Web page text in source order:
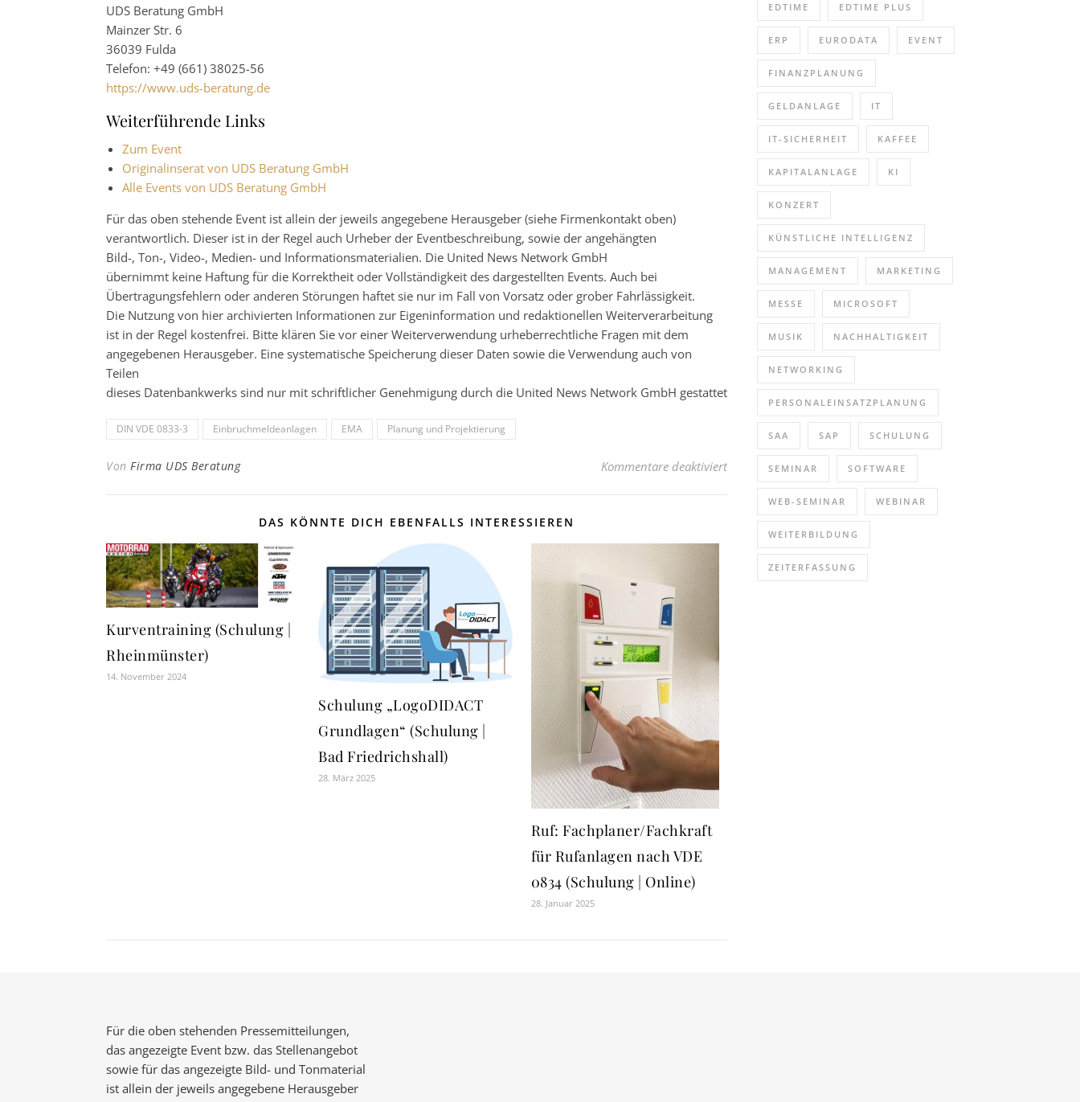
UDS Beratung GmbH
Mainzer Str. 6
36039 Fulda
Telefon: +49 (661) 38025-56
https://www.uds-beratung.de
Weiterführende Links
Zum Event
Originalinserat von UDS Beratung GmbH
Alle Events von UDS Beratung GmbH
Für das oben stehende Event ist allein der jeweils angegebene Herausgeber (siehe Firmenkontakt oben)
verantwortlich. Dieser ist in der Regel auch Urheber der Eventbeschreibung, sowie der angehängten
Bild-, Ton-, Video-, Medien- und Informationsmaterialien. Die United News Network GmbH
übernimmt keine Haftung für die Korrektheit oder Vollständigkeit des dargestellten Events. Auch bei
Übertragungsfehlern oder anderen Störungen haftet sie nur im Fall von Vorsatz oder grober Fahrlässigkeit.
Die Nutzung von hier archivierten Informationen zur Eigeninformation und redaktionellen Weiterverarbeitung
ist in der Regel kostenfrei. Bitte klären Sie vor einer Weiterverwendung urheberrechtliche Fragen mit dem
angegebenen Herausgeber. Eine systematische Speicherung dieser Daten sowie die Verwendung auch von
Teilen
dieses Datenbankwerks sind nur mit schriftlicher Genehmigung durch die United News Network GmbH gestattet
DIN VDE 0833-3 Einbruchmeldeanlagen EMA Planung und Projektierung
Von Firma UDS Beratung Kommentare deaktiviertfür EMA: Konzept, Planung & Projektierung
DAS KÖNNTE DICH EBENFALLS INTERESSIEREN
Kurventraining (Schulung |
Rheinmünster)
14. November 2024
Schulung „LogoDIDACT
Grundlagen“ (Schulung |
Bad Friedrichshall)
28. März 2025
Ruf: Fachplaner/Fachkraft
für Rufanlagen nach VDE
0834 (Schulung | Online)
28. Januar 2025
EDTIME EDTIME PLUS
ERP EURODATA EVENT
FINANZPLANUNG
GELDANLAGE IT
IT-SICHERHEIT KAFFEE
KAPITALANLAGE KI
KONZERT
KÜNSTLICHE INTELLIGENZ
MANAGEMENT MARKETING
MESSE MICROSOFT
MUSIK NACHHALTIGKEIT
NETWORKING
PERSONALEINSATZPLANUNG
SAA SAP SCHULUNG
SEMINAR SOFTWARE
WEB-SEMINAR WEBINAR
WEITERBILDUNG
ZEITERFASSUNG
Für die oben stehenden Pressemitteilungen,
das angezeigte Event bzw. das Stellenangebot
sowie für das angezeigte Bild- und Tonmaterial
ist allein der jeweils angegebene Herausgeber